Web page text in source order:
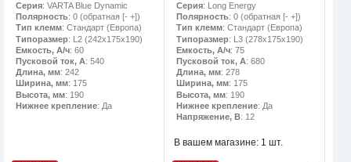
Серия: VARTA Blue Dynamic
Полярность: 0 (обратная [- +])
Тип клемм: Стандарт (Европа)
Типоразмер: L2 (242х175х190)
Емкость, А/ч: 60
Пусковой ток, А: 540
Длина, мм: 242
Ширина, мм: 175
Высота, мм: 190
Нижнее крепление: Да
Серия: Long Energy
Полярность: 0 (обратная [- +])
Тип клемм: Стандарт (Европа)
Типоразмер: L3 (278х175х190)
Емкость, А/ч: 75
Пусковой ток, А: 680
Длина, мм: 278
Ширина, мм: 175
Высота, мм: 190
Нижнее крепление: Да
Напряжение, В: 12
В вашем магазине: 1 шт.